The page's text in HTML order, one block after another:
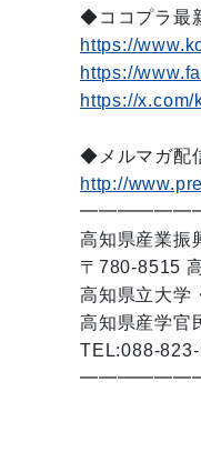
◆ココプラ最
https://
https://
https://x.com/
◆メルマガ配
http://
高知県産業振
〒780-8515
高知県立大学
高知県産学官
TEL:088-